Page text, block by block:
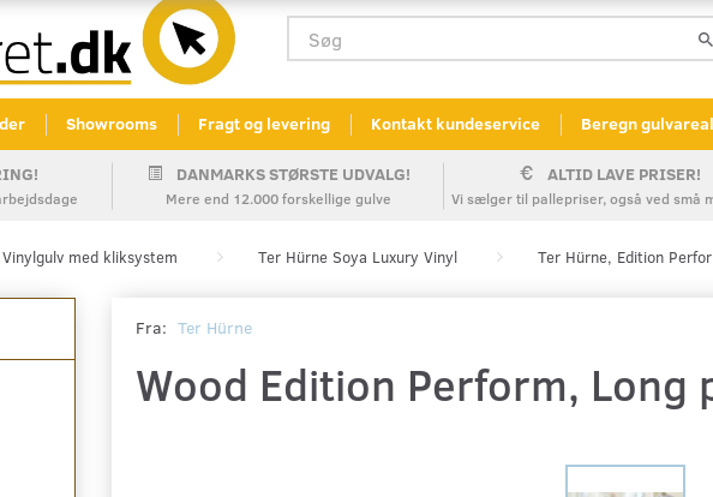
Showrooms Fragt og levering Kontakt kundeservice Beregn gulvareal
DANMARKS STØRSTE UDVALG!
Mere end 12.000 forskellige gulve
ALTID LAVE PRISER!
Vi sælger til pallepriser, også ved små
Vinylgulv med kliksystem Ter Hürne Soya Luxury Vinyl Ter Hürne, Edition
Fra: Ter Hürne
Wood Edition Perform, Long